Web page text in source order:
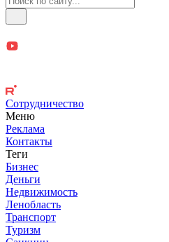
Сотрудничество
Меню
Реклама
Контакты
Теги
Бизнес
Деньги
Недвижимость
Ленобласть
Транспорт
Туризм